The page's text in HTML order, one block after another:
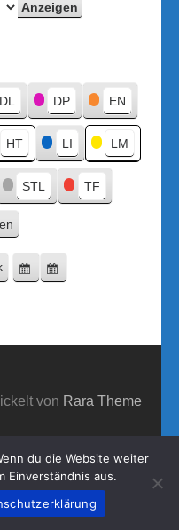
DL DP EN
HT LI LM
STL TF
Google-
von Rara Theme
du die Website weiter
Einverständnis aus.